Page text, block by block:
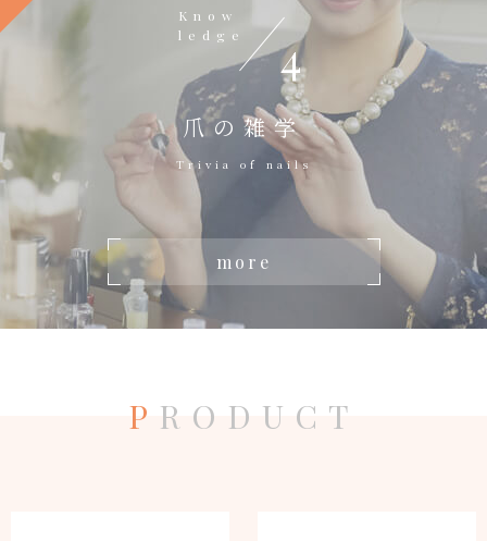
Know
ledge
4
爪の雑学
Trivia of nails
more
P RODUCT